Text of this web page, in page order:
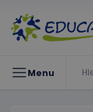
Menu